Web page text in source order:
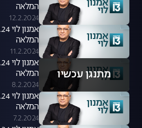
המלאה
12.2.2024
המלאה
11.2.2024
מתנגן עכשיו
המלאה
8.2.2024
המלאה
7.2.2024